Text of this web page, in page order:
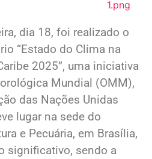
dia 18, foi realizado o
“Estado do Clima na
2025”, uma iniciativa
Mundial (OMM),
das Nações Unidas
lugar na sede do
e Pecuária, em Brasília,
significativo, sendo a